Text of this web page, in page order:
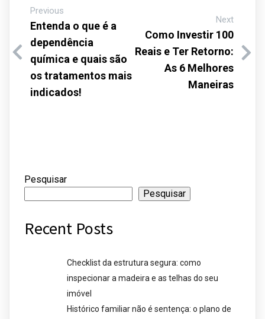
Previous
Entenda o que é a
dependência
química e quais são
os tratamentos mais
indicados!
Next
Como Investir 100
Reais e Ter Retorno:
As 6 Melhores
Maneiras
Pesquisar
Pesquisar
Recent Posts
Checklist da estrutura segura: como
inspecionar a madeira e as telhas do seu
imóvel
Histórico familiar não é sentença: o plano de